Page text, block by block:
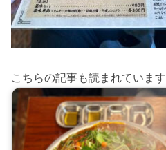
こちらの記事も読まれています